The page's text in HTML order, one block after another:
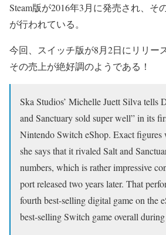
Steam版が2016年3月に発売され、そ
が行われている。
今回、スイッチ版が8月2日にリリー
その売上が絶好調のようである！
Ska Studios’ Michelle Juett Silva tells
and Sanctuary sold super well” in its
Nintendo Switch eShop. Exact figures
she says that it rivaled Salt and
numbers, which is rather impressive
port released two years later. That
fourth best-selling digital game on the
best-selling Switch game overall